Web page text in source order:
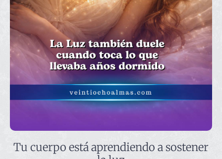
Tu cuerpo está aprendiendo a sostener